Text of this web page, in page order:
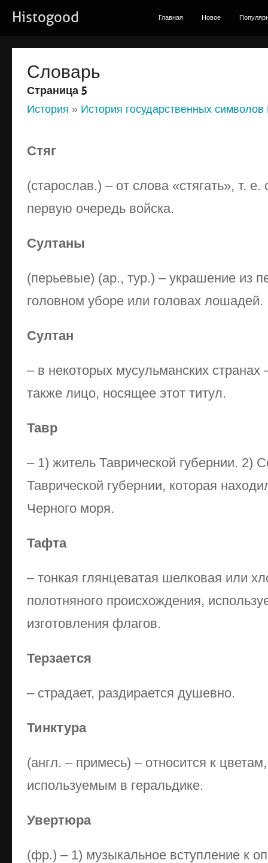
Histogood Главная Новое
Словарь
Страница 5
История » История государственных символов
Стяг
(старослав.) – от слова «стягать», т. е.
первую очередь войска.
Султаны
(перьевые) (ар., тур.) – украшение из
головном уборе или головах лошадей.
Султан
– в некоторых мусульманских странах
также лицо, носящее этот титул.
Тавр
– 1) житель Таврической губернии. 2)
Таврической губернии, которая
Черного моря.
Тафта
– тонкая глянцеватая шелковая или
полотняного происхождения,
изготовления флагов.
Терзается
– страдает, раздирается душевно.
Тинктура
(англ. – примесь) – относится к
используемым в геральдике.
Увертюра
(фр.) – 1) музыкальное вступление к